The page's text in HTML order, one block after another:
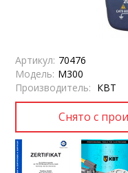
Артикул: 70476
Модель: M300
Производитель: КВТ